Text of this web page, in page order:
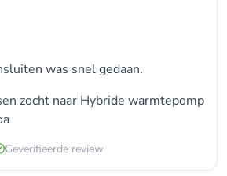
was snel gedaan.
zocht naar Hybride warmtepomp
Geverifieerde review